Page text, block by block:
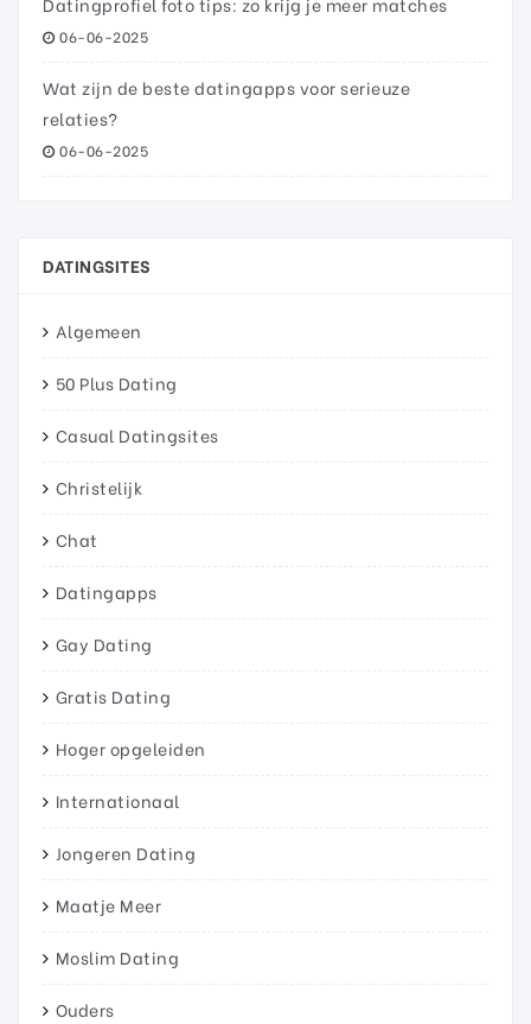
06-06-2025
Wat zijn de beste datingapps voor serieuze
relaties?
06-06-2025
DATINGSITES
Algemeen
50 Plus Dating
Casual Datingsites
Christelijk
Chat
Datingapps
Gay Dating
Gratis Dating
Hoger opgeleiden
Internationaal
Jongeren Dating
Maatje Meer
Moslim Dating
Ouders